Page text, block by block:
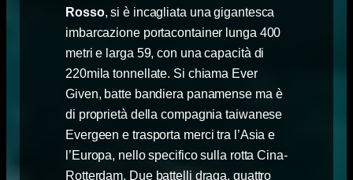
Rosso, si è incagliata una gigantesca
imbarcazione portacontainer lunga 400
metri e larga 59, con una capacità di
220mila tonnellate. Si chiama Ever
Given, batte bandiera panamense ma è
di proprietà della compagnia taiwanese
Evergeen e trasporta merci tra l’Asia e
l’Europa, nello specifico sulla rotta Cina-
Rotterdam. Due battelli draga, quattro